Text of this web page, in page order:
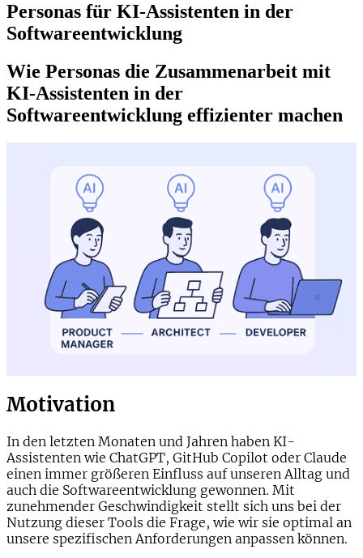
Personas für KI-Assistenten in der
Softwareentwicklung
Wie Personas die Zusammenarbeit mit
KI-Assistenten in der
Softwareentwicklung effizienter machen
Motivation
In den letzten Monaten und Jahren haben KI-
Assistenten wie ChatGPT, GitHub Copilot oder Claude
einen immer größeren Einfluss auf unseren Alltag und
auch die Softwareentwicklung gewonnen. Mit
zunehmender Geschwindigkeit stellt sich uns bei der
Nutzung dieser Tools die Frage, wie wir sie optimal an
unsere spezifischen Anforderungen anpassen können.